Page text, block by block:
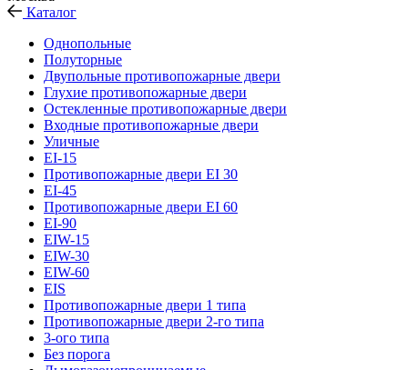
Каталог
Однопольные
Полуторные
Двупольные противопожарные двери
Глухие противопожарные двери
Остекленные противопожарные двери
Входные противопожарные двери
Уличные
EI-15
Противопожарные двери EI 30
EI-45
Противопожарные двери EI 60
EI-90
EIW-15
EIW-30
EIW-60
EIS
Противопожарные двери 1 типа
Противопожарные двери 2-го типа
3-ого типа
Без порога